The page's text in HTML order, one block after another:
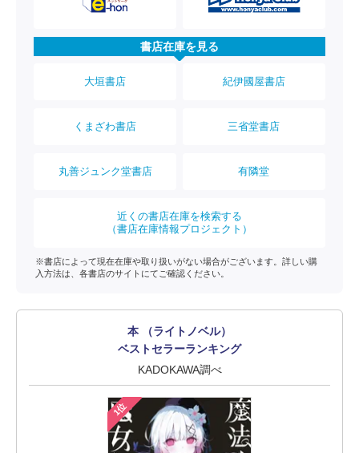
書店在庫を見る
大垣書店 紀伊國屋書店
くまざわ書店 三省堂書店
丸善ジュンク堂書店 有隣堂
近くの書店在庫を検索する
（書店在庫情報プロジェクト）
※書店によって現在在庫や取り扱いがない場合がございます。詳しい購
入方法は、各書店のサイトにてご確認ください。
本 （ライトノベル）
ベストセラーランキング
KADOKAWA調べ
1位